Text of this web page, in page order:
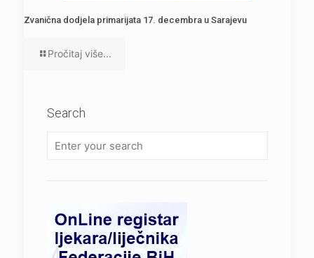
Zvanična dodjela primarijata 17. decembra u Sarajevu
Pročitaj više...
Search